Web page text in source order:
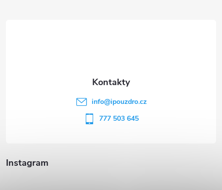
Instagram
info@ipouzdro.cz
777 503 645